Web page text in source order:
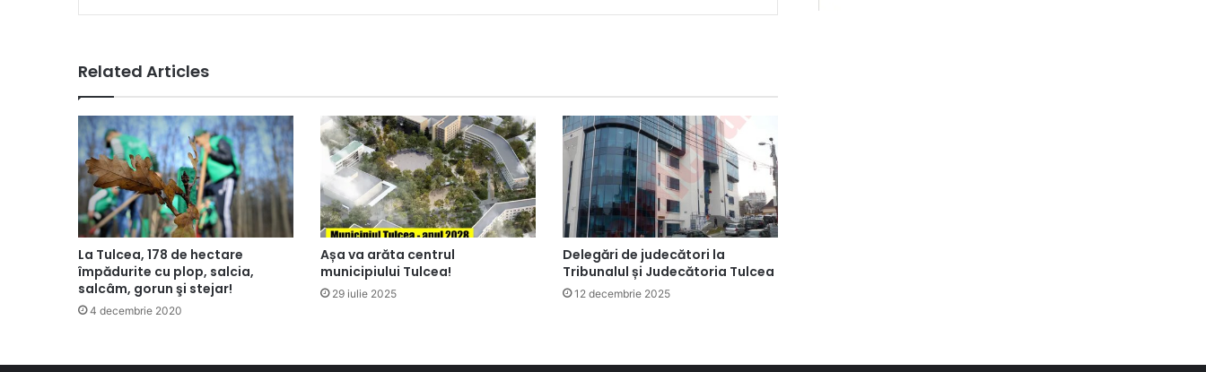
Related Articles
La Tulcea, 178 de hectare
împădurite cu plop, salcia,
salcâm, gorun şi stejar!
4 decembrie 2020
Așa va arăta centrul
municipiului Tulcea!
29 iulie 2025
Delegări de judecători la
Tribunalul și Judecătoria Tulcea
12 decembrie 2025